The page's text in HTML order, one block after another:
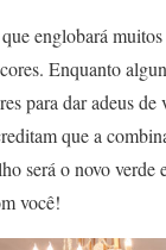
englobará
Enquanto
para dar adeus de
que a
será o novo verde
você!